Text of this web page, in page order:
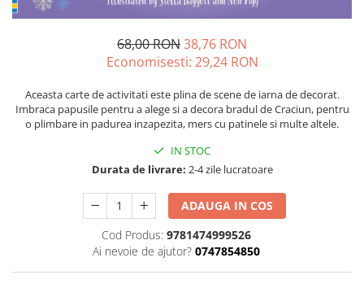
68,00 RON38,76 RON
Economisesti: 29,24 RON
Aceasta carte de activitati este plina de scene de iarna de decorat.
Imbraca papusile pentru a alege si a decora bradul de Craciun, pentru
o plimbare in padurea inzapezita, mers cu patinele si multe altele.
IN STOC
Durata de livrare: 2-4 zile lucratoare
ADAUGA IN COS
Cod Produs: 9781474999526
Ai nevoie de ajutor? 0747854850